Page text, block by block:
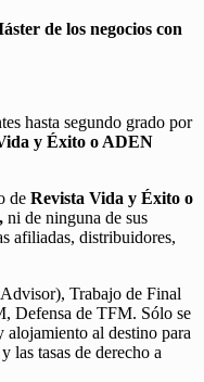
de los negocios con
hasta segundo grado por
y Éxito o ADEN
de Revista Vida y Éxito o
ni de ninguna de sus
afiliadas, distribuidores,
Trabajo de Final
Defensa de TFM. Sólo se
alojamiento al destino para
las tasas de derecho a